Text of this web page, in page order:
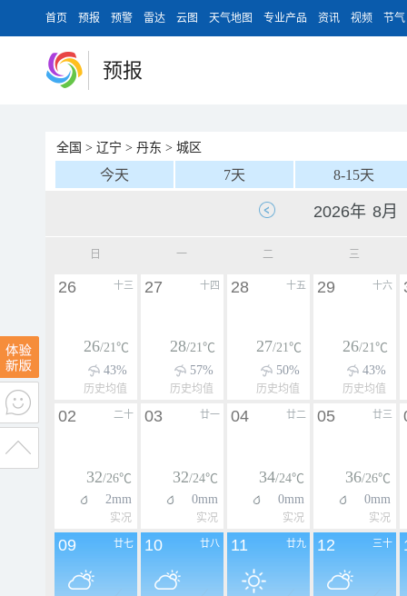
首页 预报 预警 雷达 云图 天气地图 专业产品 资讯 视频 节气
预报
全国 > 辽宁 > 丹东 > 城区
今天 7天 8-15天
日 一 二 三
十三
26
26/21℃
43%
历史均值
十四
27
28/21℃
57%
历史均值
十五
28
27/21℃
50%
历史均值
十六
29
26/21℃
43%
历史均值
二十
02
32/26℃
2mm
实况
廿一
03
32/24℃
0mm
实况
廿二
04
34/24℃
0mm
实况
廿三
05
36/26℃
0mm
实况
廿七
09 廿八
10 廿九
11 三十
12